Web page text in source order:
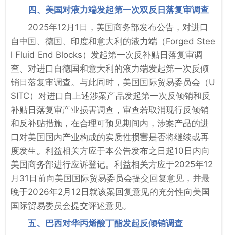
四、美国对液力端发起第一次双反日落复审调查
2025年12月1日，美国商务部发布公告，对进口
自中国、德国、印度和意大利的液力端（Forged Stee
l Fluid End Blocks）发起第一次反补贴日落复审调
查、对进口自德国和意大利的液力端发起第一次反倾
销日落复审调查。与此同时，美国国际贸易委员会（U
SITC）对进口自上述涉案产品发起第一次反倾销和反
补贴日落复审产业损害调查，审查若取消现行反倾销
和反补贴措施，在合理可预见期间内，涉案产品的进
口对美国国内产业构成的实质性损害是否将继续或再
度发生。利益相关方应于本公告发布之日起10日内向
美国商务部进行应诉登记。利益相关方应于2025年12
月31日前向美国国际贸易委员会提交回复意见，并最
晚于2026年2月12日就该案回复意见的充分性向美国
国际贸易委员会提交评述意见。
五、巴西对华丙烯酸丁酯发起反倾销调查